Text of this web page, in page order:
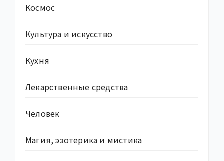
Космос
Культура и искусство
Кухня
Лекарственные средства
Человек
Магия, эзотерика и мистика